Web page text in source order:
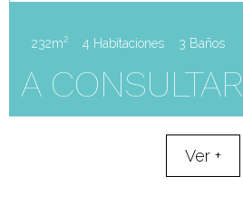
232m2 4 Habitaciones 3 Baños
A CONSULTAR
Ver +